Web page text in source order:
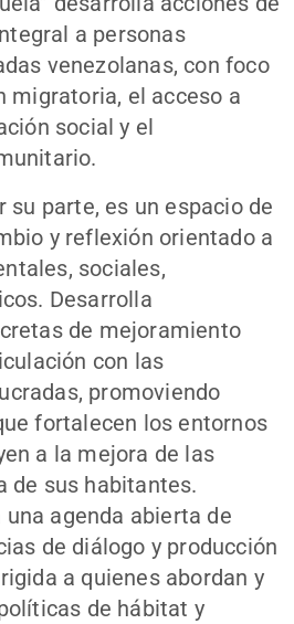
a personas
venezolanas, con foco
migratoria, el acceso a
social y el
su parte, es un espacio de
y reflexión orientado a
sociales,
Desarrolla
de mejoramiento
con las
promoviendo
fortalecen los entornos
a la mejora de las
de sus habitantes.
agenda abierta de
de diálogo y producción
a quienes abordan y
de hábitat y